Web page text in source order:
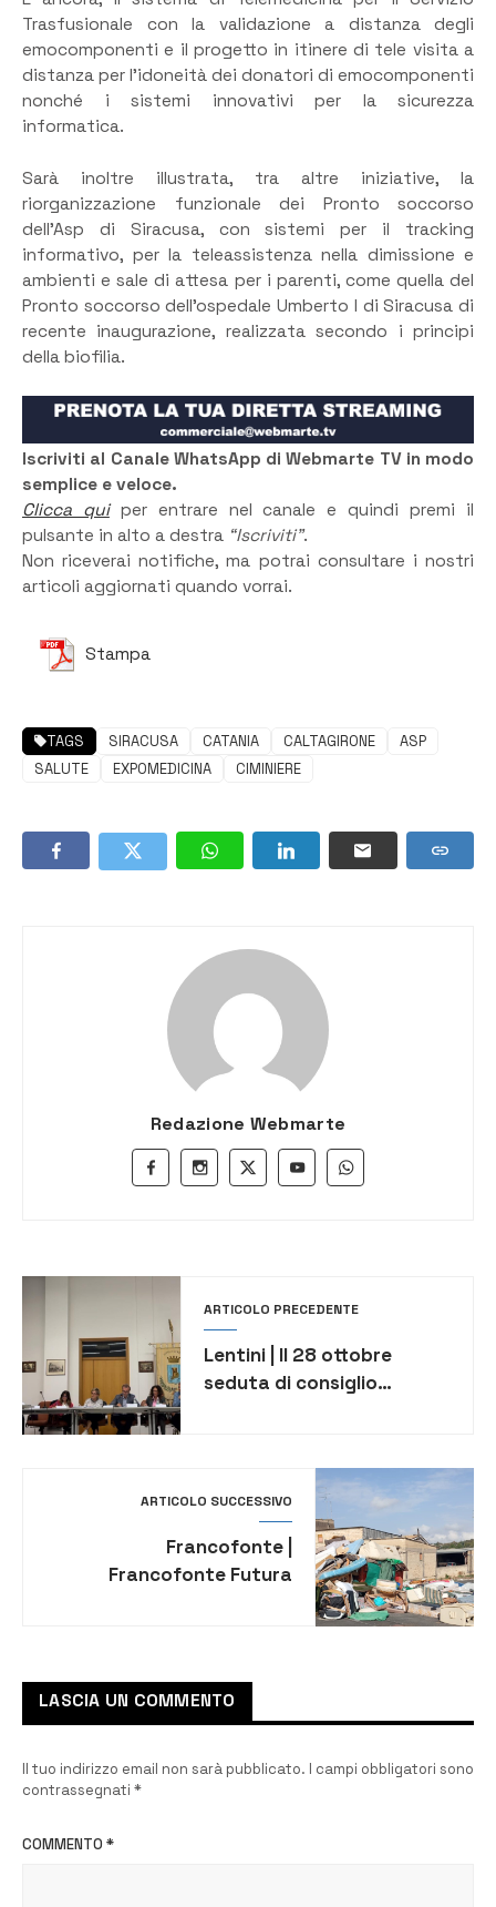
Trasfusionale con la validazione a distanza degli
emocomponenti e il progetto in itinere di tele visita a
distanza per l’idoneità dei donatori di emocomponenti
nonché i sistemi innovativi per la sicurezza
informatica.
Sarà inoltre illustrata, tra altre iniziative, la
riorganizzazione funzionale dei Pronto soccorso
dell’Asp di Siracusa, con sistemi per il tracking
informativo, per la teleassistenza nella dimissione e
ambienti e sale di attesa per i parenti, come quella del
Pronto soccorso dell’ospedale Umberto I di Siracusa di
recente inaugurazione, realizzata secondo i principi
della biofilia.
Iscriviti al Canale WhatsApp di Webmarte TV in modo
semplice e veloce.
Clicca quiper entrare nel canale e quindi premi il
pulsante in alto a destra “Iscriviti”.
Non riceverai notifiche, ma potrai consultare i nostri
articoli aggiornati quando vorrai.
Stampa
TAGS SIRACUSA CATANIA CALTAGIRONE
ASP
SALUTE
EXPOMEDICINA CIMINIERE
Redazione Webmarte
ARTICOLO PRECEDENTE
Lentini | Il 28 ottobre
seduta di consiglio
ARTICOLO SUCCESSIVO
Francofonte |
Francofonte Futura
LASCIA UN COMMENTO
Il tuo indirizzo email non sarà pubblicato. I campi obbligatori sono
contrassegnati *
COMMENTO *